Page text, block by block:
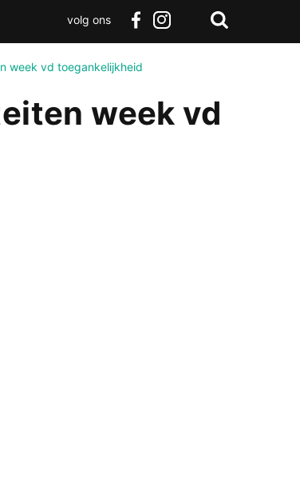
volg ons
week vd toegankelijkheid
week vd
Zoeken
Terug